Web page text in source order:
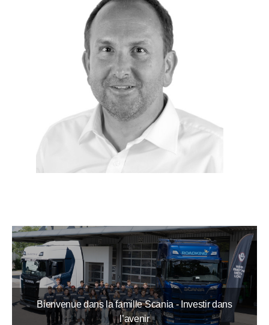
Bienvenue dans la famille Scania - Investir dans
l’avenir